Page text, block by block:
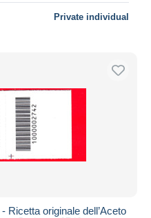
Private individual
Ricetta originale dell’Aceto